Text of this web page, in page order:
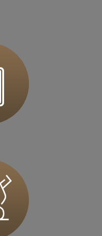
Zapisz mnie
5D
Zapisz mnie